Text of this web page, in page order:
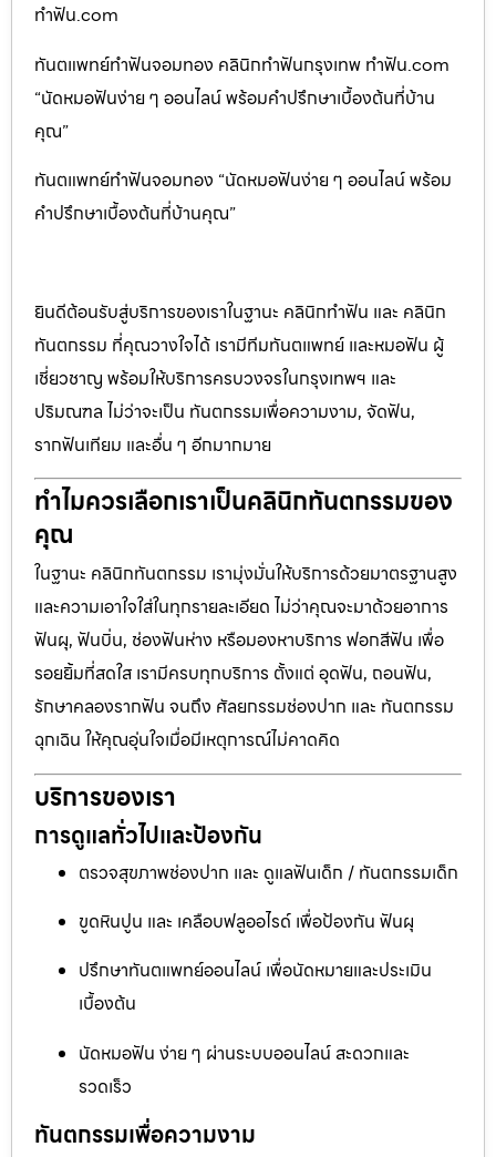
ทำฟัน.com
ทันตแพทย์ทำฟันจอมทอง คลินิกทำฟันกรุงเทพ ทำฟัน.com
“นัดหมอฟันง่าย ๆ ออนไลน์ พร้อมคำปรึกษาเบื้องต้นที่บ้าน
คุณ”
ทันตแพทย์ทำฟันจอมทอง “นัดหมอฟันง่าย ๆ ออนไลน์ พร้อม
คำปรึกษาเบื้องต้นที่บ้านคุณ”
ยินดีต้อนรับสู่บริการของเราในฐานะ คลินิกทำฟัน และ คลินิก
ทันตกรรม ที่คุณวางใจได้ เรามีทีมทันตแพทย์ และหมอฟัน ผู้
เชี่ยวชาญ พร้อมให้บริการครบวงจรในกรุงเทพฯ และ
ปริมณฑล ไม่ว่าจะเป็น ทันตกรรมเพื่อความงาม, จัดฟัน,
รากฟันเทียม และอื่น ๆ อีกมากมาย
ทำไมควรเลือกเราเป็นคลินิกทันตกรรมของ
คุณ
ในฐานะ คลินิกทันตกรรม เรามุ่งมั่นให้บริการด้วยมาตรฐานสูง
และความเอาใจใส่ในทุกรายละเอียด ไม่ว่าคุณจะมาด้วยอาการ
ฟันผุ, ฟันบิ่น, ช่องฟันห่าง หรือมองหาบริการ ฟอกสีฟัน เพื่อ
รอยยิ้มที่สดใส เรามีครบทุกบริการ ตั้งแต่ อุดฟัน, ถอนฟัน,
รักษาคลองรากฟัน จนถึง ศัลยกรรมช่องปาก และ ทันตกรรม
ฉุกเฉิน ให้คุณอุ่นใจเมื่อมีเหตุการณ์ไม่คาดคิด
บริการของเรา
การดูแลทั่วไปและป้องกัน
ตรวจสุขภาพช่องปาก และ ดูแลฟันเด็ก / ทันตกรรมเด็ก
ขูดหินปูน และ เคลือบฟลูออไรด์ เพื่อป้องกัน ฟันผุ
ปรึกษาทันตแพทย์ออนไลน์ เพื่อนัดหมายและประเมิน
เบื้องต้น
นัดหมอฟัน ง่าย ๆ ผ่านระบบออนไลน์ สะดวกและ
รวดเร็ว
ทันตกรรมเพื่อความงาม